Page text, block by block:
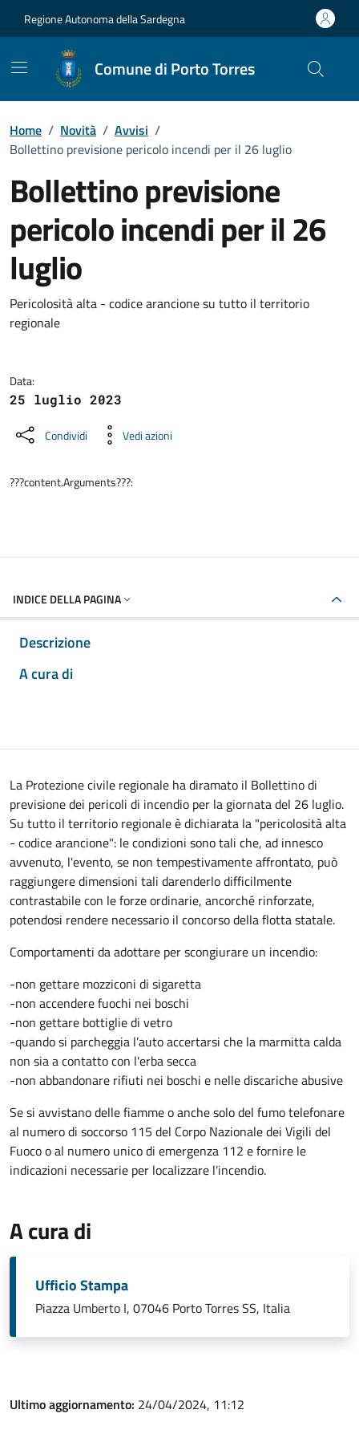
Regione Autonoma della Sardegna
Comune di Porto Torres
Home / Novità / Avvisi /
Bollettino previsione pericolo incendi per il 26 luglio
Bollettino previsione
pericolo incendi per il 26
luglio
Dettagli della notizia
Pericolosità alta - codice arancione su tutto il territorio
regionale
Data:
25 luglio 2023
Condividi Vedi azioni
???content.Arguments???:
INDICE DELLA PAGINA
Descrizione
A cura di
La Protezione civile regionale ha diramato il Bollettino di
previsione dei pericoli di incendio per la giornata del 26 luglio.
Su tutto il territorio regionale è dichiarata la "pericolosità alta
- codice arancione": le condizioni sono tali che, ad innesco
avvenuto, l'evento, se non tempestivamente affrontato, può
raggiungere dimensioni tali darenderlo difficilmente
contrastabile con le forze ordinarie, ancorché rinforzate,
potendosi rendere necessario il concorso della flotta statale.
Comportamenti da adottare per scongiurare un incendio:
-non gettare mozziconi di sigaretta
-non accendere fuochi nei boschi
-non gettare bottiglie di vetro
-quando si parcheggia l’auto accertarsi che la marmitta calda
non sia a contatto con l'erba secca
-non abbandonare rifiuti nei boschi e nelle discariche abusive
Se si avvistano delle fiamme o anche solo del fumo telefonare
al numero di soccorso 115 del Corpo Nazionale dei Vigili del
Fuoco o al numero unico di emergenza 112 e fornire le
indicazioni necessarie per localizzare l'incendio.
A cura di
Ufficio Stampa
Piazza Umberto I, 07046 Porto Torres SS, Italia
Ultimo aggiornamento: 24/04/2024, 11:12